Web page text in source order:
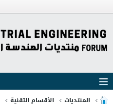
المنتديات الأقسام التقنية